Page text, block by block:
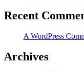
Recent
A WordPress
Archives